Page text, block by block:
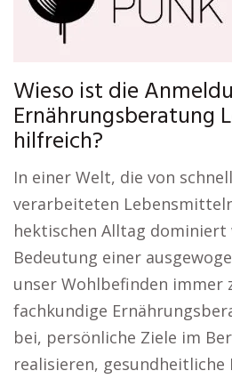
Wieso ist die
Ernährungsberatung
hilfreich?
In einer Welt, die von
verarbeiteten
hektischen Alltag
Bedeutung einer
unser Wohlbefinden immer
fachkundige
bei, persönliche Ziele im
realisieren,